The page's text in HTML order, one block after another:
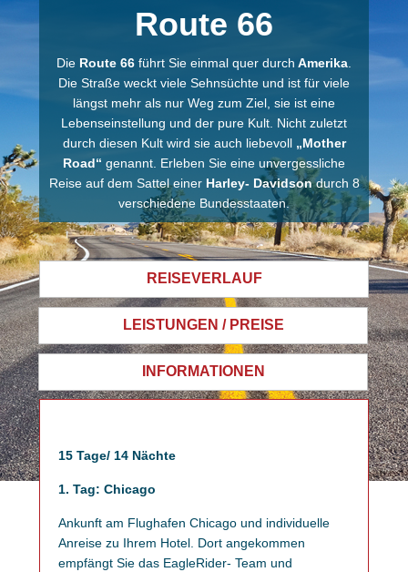
Route 66
Die Route 66 führt Sie einmal quer durch Amerika.
Die Straße weckt viele Sehnsüchte und ist für viele
längst mehr als nur Weg zum Ziel, sie ist eine
Lebenseinstellung und der pure Kult. Nicht zuletzt
durch diesen Kult wird sie auch liebevoll„Mother
Road“ genannt. Erleben Sie eine unvergessliche
Reise auf dem Sattel einer Harley- Davidsondurch 8
verschiedene Bundesstaaten.
REISEVERLAUF
LEISTUNGEN / PREISE
INFORMATIONEN
15 Tage/ 14 Nächte
1. Tag: Chicago
Ankunft am Flughafen Chicago und individuelle
Anreise zu Ihrem Hotel. Dort angekommen
empfängt Sie das EagleRider- Team und